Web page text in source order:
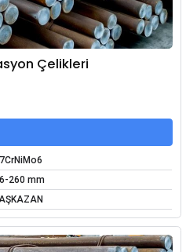
Çelikleri
260 mm